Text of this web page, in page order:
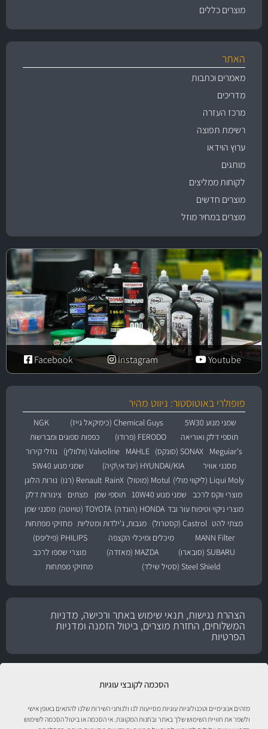
הסכמה לקובצי עוגיות
מזהים אנונימיים וטכנולוגיות עוגיות מסייעות לנו ולנותני השירות שלנו להתאים באופן אישי
ולשפר את חוויית השימוש שלך באתר ובחנות המקוונת. אי הסכמה או ביטול הסכמה לשימוש
מוצרים כללים
האתר
מאמרים וכתבות
מדריכים
מרכז העזרה
רשימת תפוצה
ערוץ הוידאו
מותגים
לקוחות ממליצים
מוצרים חדשים
מוצרים במחיר מוזל
Youtube
Instagram
Facebook
פופולרי באוטוסטור: ניווט מהיר
שמני מנוע 5W30 Chemical Guys (כימיקאל גייז)
NGK
תוספי דלק ואוריאה
FERODO (פרודו)
כפפות ספוגים ומברשות
Meguiar's
SONAX (סונקס) MAHLE Valvoline (וולוולין)
נוזלי קירור
מסנני אוויר
HYUNDAI/KIA (יונדאי\קיה)
שמני מנוע 5W40
Liqui Moly (ליקווי מולי)
Motul (מוטול) RainX Renault (רנו)
נורות הלוגן
מוצרי ווקס לרכב
שמני מנוע 10W40 תוספי שמן מצתים
צינורות דלק
מוצרי ניקוי וטיפוח עור ובד HONDA (הונדה) TOYOTA (טויוטה)
מסנני שמן
מצתי להט Castrol (קסטרול) מגבות, ג'ילדות ומטליות מחזיקי מפתחות
MANN Filter
מיכלים ומיכלי הקצפה
PHILIPS (פיליפס)
SUBARU (סובארו)
MAZDA (מאזדה)
מוצרי שמפו לרכב
Steel Shield (סטיל שילד)
מחזיקי מפתחות
הצהרת נגישות, תנאי שימוש באתר ורכישה, מדניות
המשלוחים, החזרת מוצרים, ביטול הזמנה ומדניות
הפרטיות